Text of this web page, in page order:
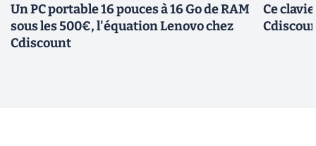
Un PC portable 16 pouces à 16 Go de RAM
sous les 500€, l'équation Lenovo chez
Cdiscount
Ce